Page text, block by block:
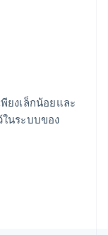
ยงเล็กน้อยและ
นระบบของ